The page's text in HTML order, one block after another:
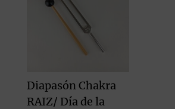
Diapasón Chakra
RAIZ/ Día de la